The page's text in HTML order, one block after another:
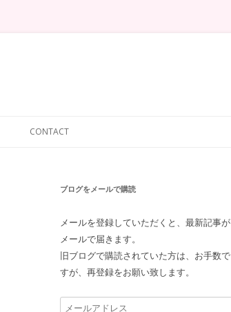
CONTACT
ブログをメールで購読
メールを登録していただくと、最新記事が
メールで届きます。
旧ブログで購読されていた方は、お手数で
すが、再登録をお願い致します。
メ